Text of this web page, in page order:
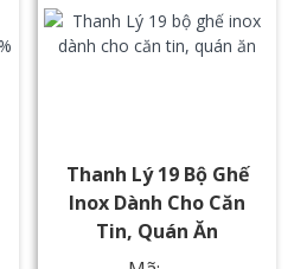
Thanh Lý 19 Bộ Ghế
Inox Dành Cho Căn
Tin, Quán Ăn